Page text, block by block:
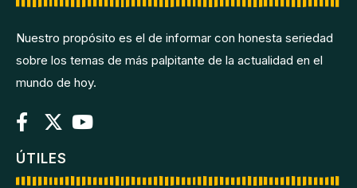
Nuestro propósito es el de informar con honesta seriedad
sobre los temas de más palpitante de la actualidad en el
mundo de hoy.
ÚTILES